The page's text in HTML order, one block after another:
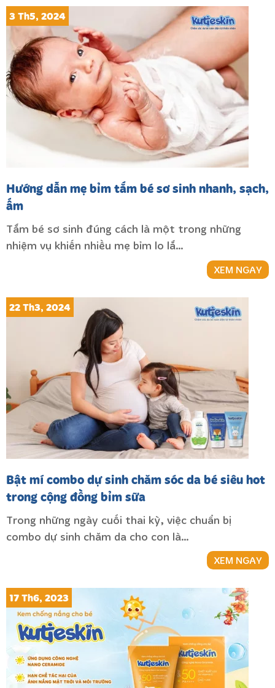
Hướng dẫn mẹ bỉm tắm bé sơ sinh nhanh, sạch,
ấm
3 Th5, 2024
Tắm bé sơ sinh đúng cách là một trong những
nhiệm vụ khiến nhiều mẹ bỉm lo lắ…
XEM NGAY
Bật mí combo dự sinh chăm sóc da bé siêu hot
trong cộng đồng bỉm sữa
22 Th3, 2024
Trong những ngày cuối thai kỳ, việc chuẩn bị
combo dự sinh chăm da cho con là…
XEM NGAY
17 Th6, 2023